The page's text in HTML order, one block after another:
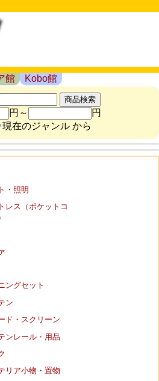
館
Kobo館
円～
円
現在のジャンル から
・照明
レス（ポケットコ
ングセット
ン
ド・スクリーン
ンレール・用品
リア小物・置物